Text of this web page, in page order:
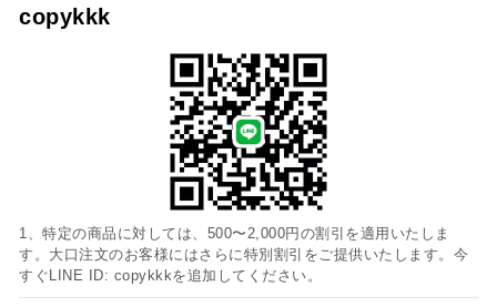
copykkk
1、特定の商品に対しては、500〜2,000円の割引を適用いたしま
す。大口注文のお客様にはさらに特別割引をご提供いたします。今
すぐLINE ID: copykkkを追加してください。